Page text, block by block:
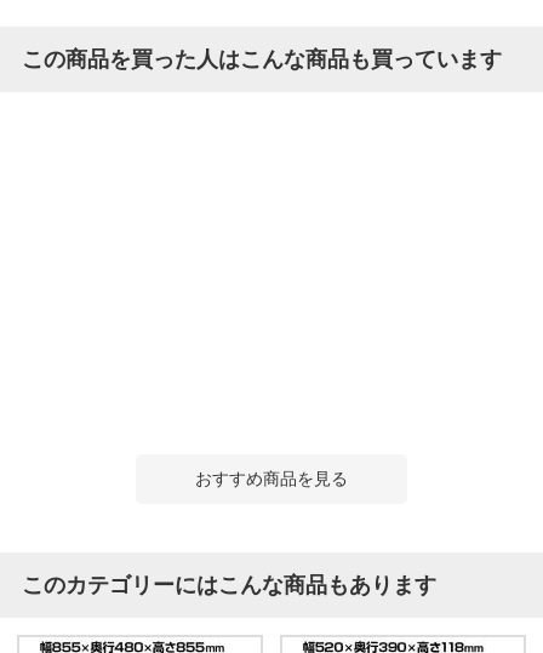
この商品を買った人はこんな商品も買っています
おすすめ商品を見る
このカテゴリーにはこんな商品もあります